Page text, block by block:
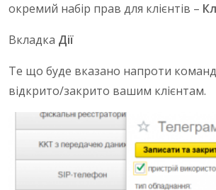
окремий набір прав для клієнтів –
Вкладка Дії
Те що буде вказано напроти команд
відкрито/закрито вашим клієнтам.